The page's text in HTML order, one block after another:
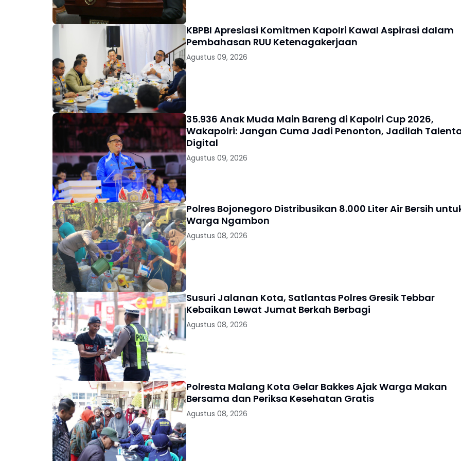
KBPBI Apresiasi Komitmen Kapolri Kawal Aspirasi dalam
Pembahasan RUU Ketenagakerjaan
Agustus 09, 2026
35.936 Anak Muda Main Bareng di Kapolri Cup 2026,
Wakapolri: Jangan Cuma Jadi Penonton, Jadilah
Digital
Agustus 09, 2026
Polres Bojonegoro Distribusikan 8.000 Liter Air Bersih
Warga Ngambon
Agustus 08, 2026
Susuri Jalanan Kota, Satlantas Polres Gresik Tebbar
Kebaikan Lewat Jumat Berkah Berbagi
Agustus 08, 2026
Polresta Malang Kota Gelar Bakkes Ajak Warga Makan
Bersama dan Periksa Kesehatan Gratis
Agustus 08, 2026